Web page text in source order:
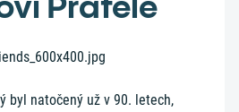
byl natočený už v 90. letech,